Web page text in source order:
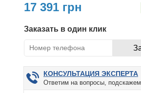
17 391 грн
Заказать в один клик
КОНСУЛЬТАЦИЯ ЭКСПЕРТА
Ответим на вопросы, подскажем